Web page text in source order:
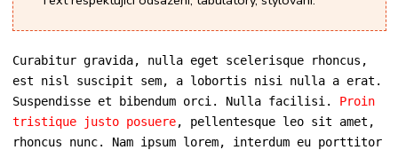
Curabitur gravida, nulla eget scelerisque rhoncus,
est nisl suscipit sem, a lobortis nisi nulla a erat.
Suspendisse et bibendum orci. Nulla facilisi. Proin
tristique justo posuere, pellentesque leo sit amet,
rhoncus nunc. Nam ipsum lorem, interdum eu porttitor